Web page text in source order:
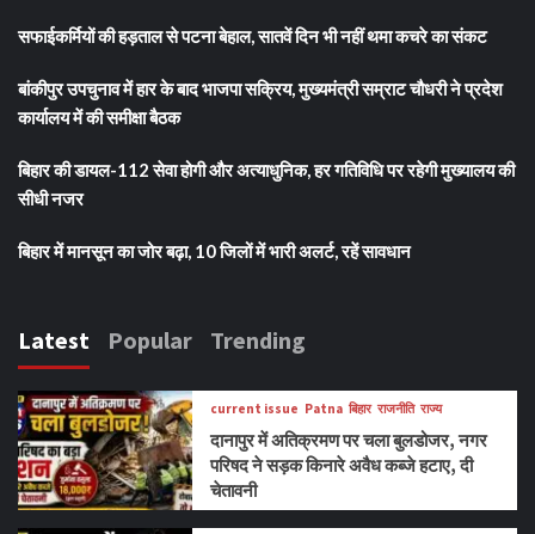
सफाईकर्मियों की हड़ताल से पटना बेहाल, सातवें दिन भी नहीं थमा कचरे का संकट
बांकीपुर उपचुनाव में हार के बाद भाजपा सक्रिय, मुख्यमंत्री सम्राट चौधरी ने प्रदेश
कार्यालय में की समीक्षा बैठक
बिहार की डायल-112 सेवा होगी और अत्याधुनिक, हर गतिविधि पर रहेगी मुख्यालय की
सीधी नजर
बिहार में मानसून का जोर बढ़ा, 10 जिलों में भारी अलर्ट, रहें सावधान
Latest Popular Trending
current issue Patna बिहार राजनीति राज्य
दानापुर में अतिक्रमण पर चला बुलडोजर, नगर
परिषद ने सड़क किनारे अवैध कब्जे हटाए, दी
चेतावनी